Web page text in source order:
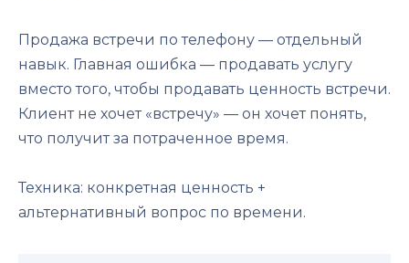
Продажа встречи по телефону — отдельный
навык. Главная ошибка — продавать услугу
вместо того, чтобы продавать ценность встречи.
Клиент не хочет «встречу» — он хочет понять,
что получит за потраченное время.
Техника: конкретная ценность +
альтернативный вопрос по времени.